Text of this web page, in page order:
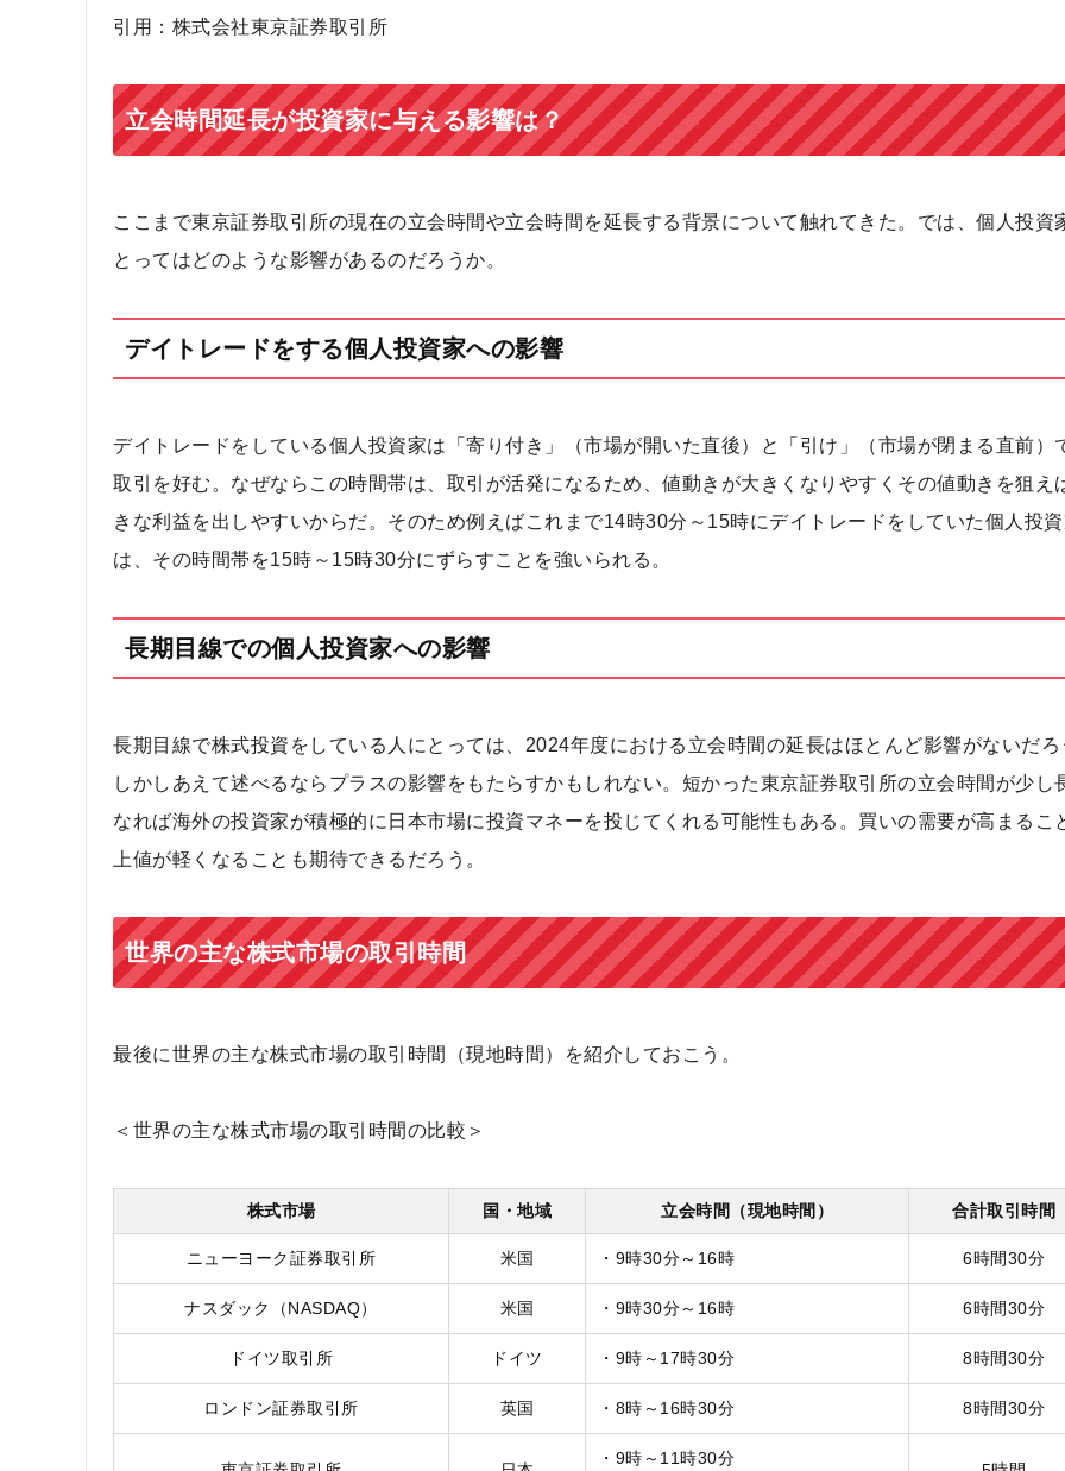
引用：株式会社東京証券取引所
立会時間延長が投資家に与える影響は？
ここまで東京証券取引所の現在の立会時間や立会時間を延長する背景について触れてきた。では、個人投資
とってはどのような影響があるのだろうか。
デイトレードをする個人投資家への影響
デイトレードをしている個人投資家は「寄り付き」（市場が開いた直後）と「引け」（市場が閉まる直前）
取引を好む。なぜならこの時間帯は、取引が活発になるため、値動きが大きくなりやすくその値動きを狙え
きな利益を出しやすいからだ。そのため例えばこれまで14時30分～15時にデイトレードをしていた個人投
は、その時間帯を15時～15時30分にずらすことを強いられる。
長期目線での個人投資家への影響
長期目線で株式投資をしている人にとっては、2024年度における立会時間の延長はほとんど影響がないだろ
しかしあえて述べるならプラスの影響をもたらすかもしれない。短かった東京証券取引所の立会時間が少し
なれば海外の投資家が積極的に日本市場に投資マネーを投じてくれる可能性もある。買いの需要が高まるこ
上値が軽くなることも期待できるだろう。
世界の主な株式市場の取引時間
最後に世界の主な株式市場の取引時間（現地時間）を紹介しておこう。
＜世界の主な株式市場の取引時間の比較＞
株式市場 国・地域 立会時間（現地時間） 合計取引時間
ニューヨーク証券取引所 米国 ・9時30分～16時 6時間30分
ナスダック（NASDAQ） 米国 ・9時30分～16時 6時間30分
ドイツ取引所 ドイツ ・9時～17時30分 8時間30分
ロンドン証券取引所 英国 ・8時～16時30分 8時間30分
・9時～11時30分